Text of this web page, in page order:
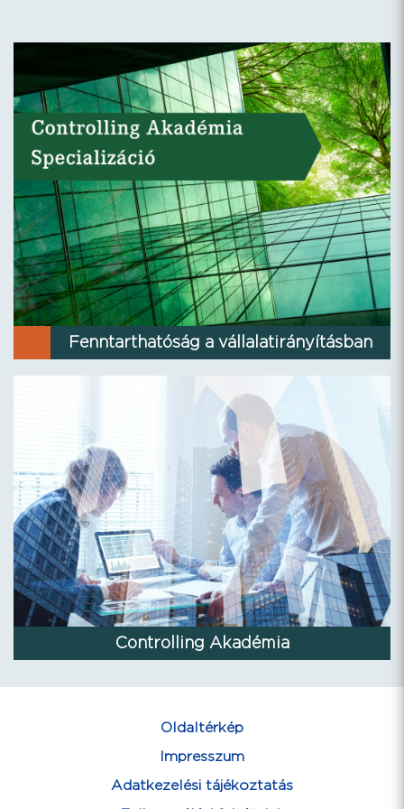
Fenntarthatóság a vállalatirányításban
Controlling Akadémia
Oldaltérkép
Impresszum
Adatkezelési tájékoztatás